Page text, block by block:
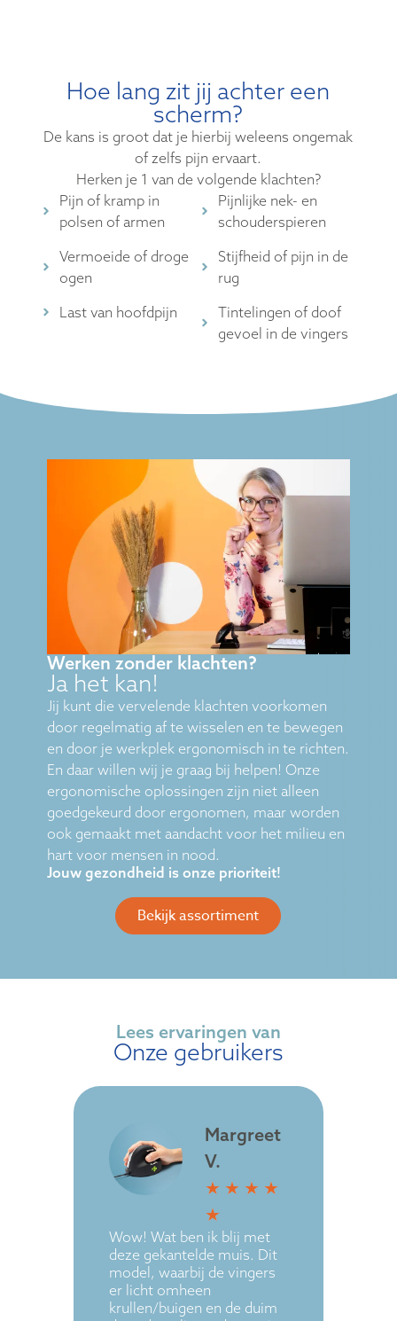
Hoe lang zit jij achter een
scherm?
De kans is groot dat je hierbij weleens ongemak
of zelfs pijn ervaart.
Herken je 1 van de volgende klachten?
Pijn of kramp in
polsen of armen
Vermoeide of droge
ogen
Last van hoofdpijn
Pijnlijke nek- en
schouderspieren
Stijfheid of pijn in de
rug
Tintelingen of doof
gevoel in de vingers
Werken zonder klachten?
Ja het kan!
Jij kunt die vervelende klachten voorkomen
door regelmatig af te wisselen en te bewegen
en door je werkplek ergonomisch in te richten.
En daar willen wij je graag bij helpen! Onze
ergonomische oplossingen zijn niet alleen
goedgekeurd door ergonomen, maar worden
ook gemaakt met aandacht voor het milieu en
hart voor mensen in nood.
Jouw gezondheid is onze prioriteit!
Bekijk assortiment
Lees ervaringen van
Onze gebruikers
Margreet
V.
★ ★ ★ ★
★
Wow! Wat ben ik blij met
deze gekantelde muis. Dit
model, waarbij de vingers
er licht omheen
krullen/buigen en de duim